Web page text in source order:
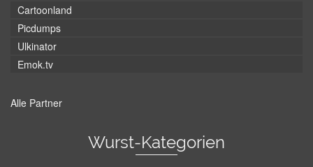
Cartoonland
Picdumps
Ulkinator
Emok.tv
Alle Partner
Wurst-Kategorien